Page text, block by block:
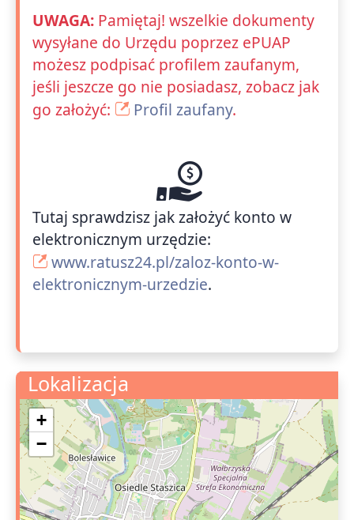
UWAGA: Pamiętaj! wszelkie dokumenty
wysyłane do Urzędu poprzez ePUAP
możesz podpisać profilem zaufanym,
jeśli jeszcze go nie posiadasz, zobacz jak
go założyć:
Profil zaufany.
Tutaj sprawdzisz jak założyć konto w
elektronicznym urzędzie:
www.ratusz24.pl/zaloz-konto-w-
elektronicznym-urzedzie.
Lokalizacja
+
−